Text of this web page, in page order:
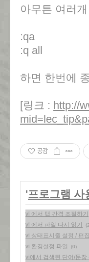
아무튼 여러
:qa
:q all
하면 한번에
[링크 : http://
공감
'프로그램 사
vi 에서 탭 간격 조절하기
vi 에서 파일 다시 읽기
vi 상태표시줄 설정 / 편
vi 환경설정 파일 (0)
vi에서 검색된 단어/문